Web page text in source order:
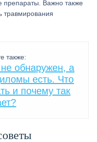
препараты. Важно также
травмирования
также:
обнаружен, а
есть. Что
и почему так